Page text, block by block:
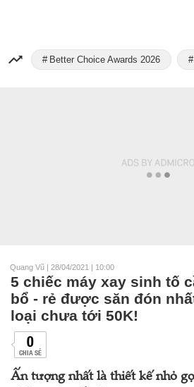
Better Choice Awards 2026
Quang Vũ | 28/04/2021 | 10:00
5 chiếc máy xay sinh tố
bổ - rẻ được săn đón
loại chưa tới 50K!
0
CHIA SẺ
Ấn tượng nhất là thiết kế nhỏ